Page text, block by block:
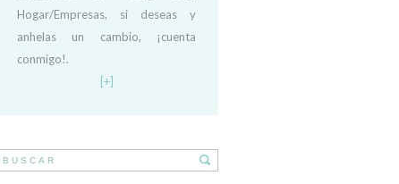
Hogar/Empresas, si deseas y
anhelas un cambio, ¡cuenta
conmigo!.
[+]